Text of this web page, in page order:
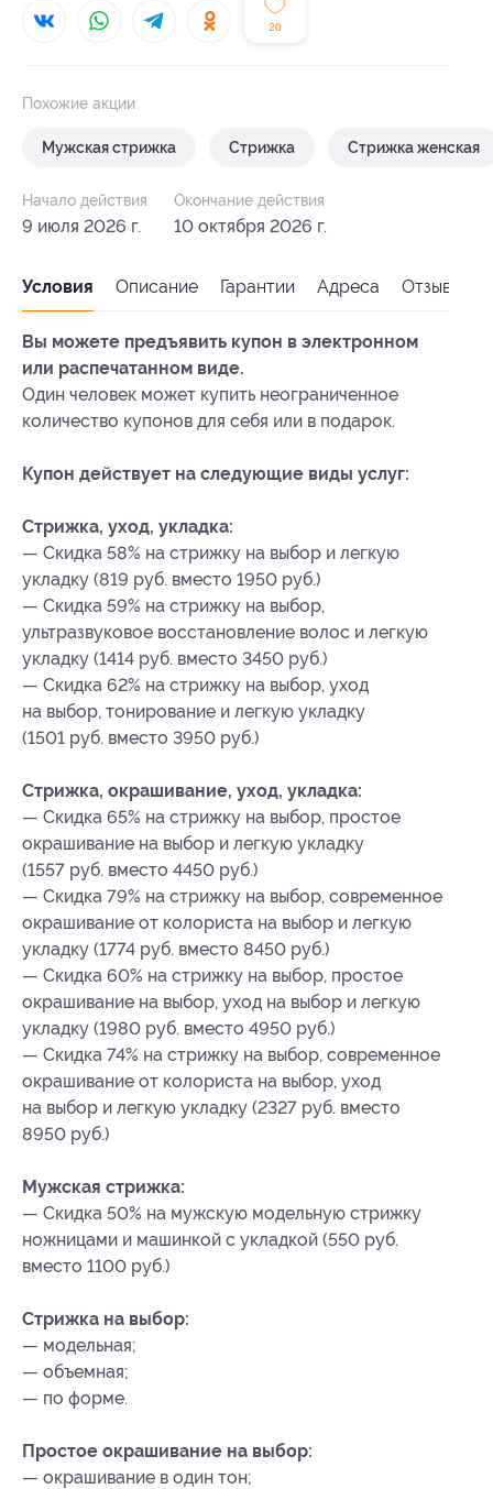
20
Похожие акции
Мужская стрижка Стрижка Стрижка женская
Начало действия
9 июля 2026 г.
Окончание действия
10 октября 2026 г.
Условия Описание Гарантии Адреса Отзывы
Вы можете предъявить купон в электронном
или распечатанном виде.
Один человек может купить неограниченное
количество купонов для себя или в подарок.
Купон действует на следующие виды услуг:
Стрижка, уход, укладка:
— Скидка 58% на стрижку на выбор и легкую
укладку (819 руб. вместо 1950 руб.)
— Скидка 59% на стрижку на выбор,
ультразвуковое восстановление волос и легкую
укладку (1414 руб. вместо 3450 руб.)
— Скидка 62% на стрижку на выбор, уход
на выбор, тонирование и легкую укладку
(1501 руб. вместо 3950 руб.)
Стрижка, окрашивание, уход, укладка:
— Скидка 65% на стрижку на выбор, простое
окрашивание на выбор и легкую укладку
(1557 руб. вместо 4450 руб.)
— Скидка 79% на стрижку на выбор, современное
окрашивание от колориста на выбор и легкую
укладку (1774 руб. вместо 8450 руб.)
— Скидка 60% на стрижку на выбор, простое
окрашивание на выбор, уход на выбор и легкую
укладку (1980 руб. вместо 4950 руб.)
— Скидка 74% на стрижку на выбор, современное
окрашивание от колориста на выбор, уход
на выбор и легкую укладку (2327 руб. вместо
8950 руб.)
Мужская стрижка:
— Скидка 50% на мужскую модельную стрижку
ножницами и машинкой с укладкой (550 руб.
вместо 1100 руб.)
Стрижка на выбор:
— модельная;
— объемная;
— по форме.
Простое окрашивание на выбор:
— окрашивание в один тон;